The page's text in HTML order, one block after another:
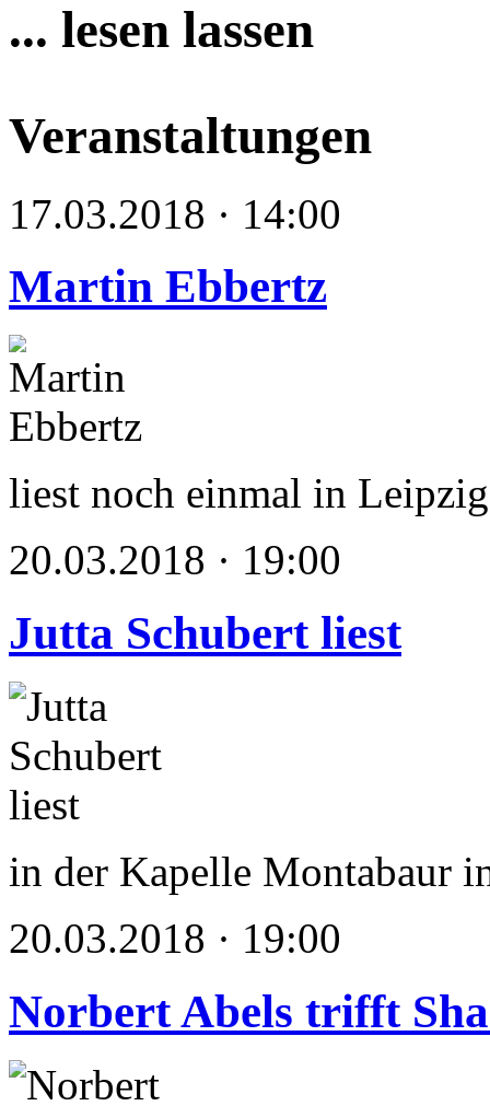
... lesen lassen
Veranstaltungen
17.03.2018 · 14:00
Martin Ebbertz
liest noch einmal in Leipzig
20.03.2018 · 19:00
Jutta Schubert liest
in der Kapelle Montabaur
20.03.2018 · 19:00
Norbert Abels trifft